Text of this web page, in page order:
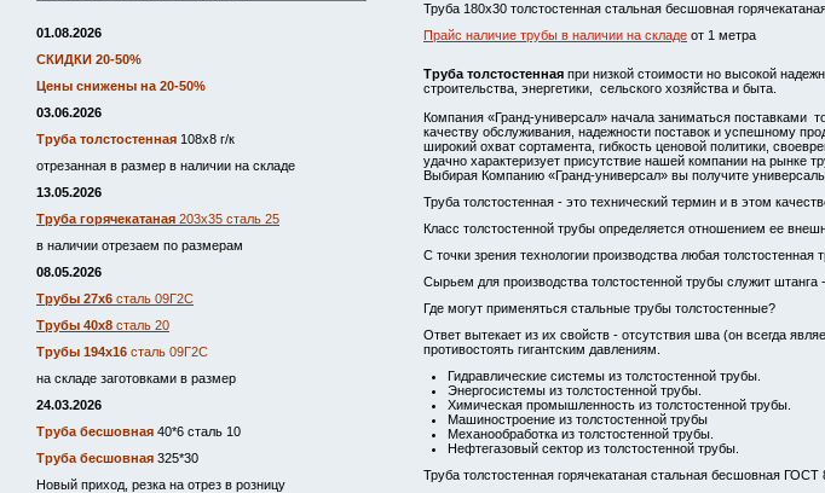
01.08.2026
СКИДКИ 20-50%
Цены снижены на 20-50%
03.06.2026
Труба толстостенная 108х8 г/к
отрезанная в размер в наличии на складе
13.05.2026
Труба горячекатаная 203х35 сталь 25
в наличии отрезаем по размерам
08.05.2026
Трубы 27х6 сталь 09Г2С
Трубы 40х8 сталь 20
Трубы 194х16 сталь 09Г2С
на складе заготовками в размер
24.03.2026
Труба бесшовная 40*6 сталь 10
Труба бесшовная 325*30
Новый приход, резка на отрез в розницу
Труба 180х30 толстостенная стальная бесшовная
Прайс наличие трубы в наличии на складе от 1 метра
Труба толстостенная при низкой стоимости но высокой
строительства, энергетики, сельского хозяйства и быта.
Компания «Гранд-универсал» начала заниматься поставками
качеству обслуживания, надежности поставок и успешному
широкий охват сортамента, гибкость ценовой политики,
удачно характеризует присутствие нашей компании на рынке
Выбирая Компанию «Гранд-универсал» вы получите
Труба толстостенная - это технический термин и в этом
Класс толстостенной трубы определяется отношением ее
С точки зрения технологии производства любая толстостенная
Сырьем для производства толстостенной трубы служит штанга
Где могут применяться стальные трубы толстостенные?
Ответ вытекает из их свойств - отсутствия шва (он всегда
противостоять гигантским давлениям.
Гидравлические системы из толстостенной трубы.
Энергосистемы из толстостенной трубы.
Химическая промышленность из толстостенной трубы.
Машиностроение из толстостенной трубы
Механообработка из толстостенной трубы.
Нефтегазовый сектор из толстостенной трубы.
Труба толстостенная горячекатаная стальная бесшовная